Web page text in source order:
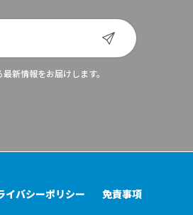
新情報をお届けします。
イバシーポリシー 免責事項